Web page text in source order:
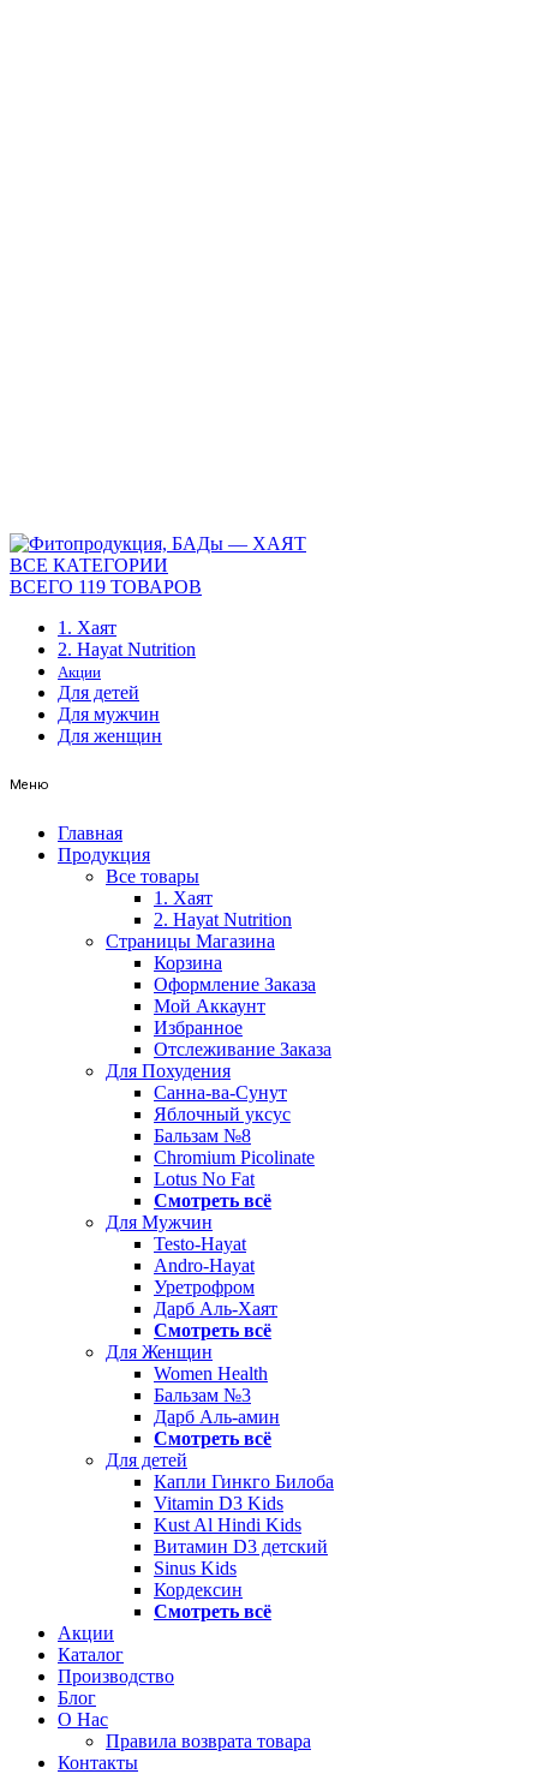
ВСЕ КАТЕГОРИИ
ВСЕГО 119 ТОВАРОВ
1. Хаят
2. Hayat Nutrition
Акции
Для детей
Для мужчин
Для женщин
Меню
Главная
Продукция
Все товары
1. Хаят
2. Hayat Nutrition
Страницы Магазина
Корзина
Оформление Заказа
Мой Аккаунт
Избранное
Отслеживание Заказа
Для Похудения
Санна-ва-Сунут
Яблочный уксус
Бальзам №8
Chromium Picolinate
Lotus No Fat
Смотреть всё
Для Мужчин
Testo-Hayat
Andro-Hayat
Уретрофром
Дарб Аль-Хаят
Смотреть всё
Для Женщин
Women Health
Бальзам №3
Дарб Аль-амин
Смотреть всё
Для детей
Капли Гинкго Билоба
Vitamin D3 Kids
Kust Al Hindi Kids
Витамин D3 детский
Sinus Kids
Кордексин
Смотреть всё
Акции
Каталог
Производство
Блог
О Нас
Правила возврата товара
Контакты